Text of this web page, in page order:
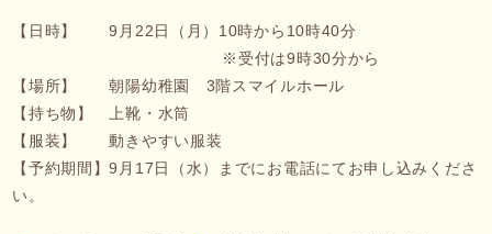
【日時】 9月22日（月）10時から10時40分
※受付は9時30分から
【場所】 朝陽幼稚園 3階スマイルホール
【持ち物】 上靴・水筒
【服装】 動きやすい服装
【予約期間】9月17日（水）までにお電話にてお申し込みくださ
い。